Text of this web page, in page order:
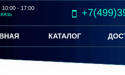
10:00 - 17:00
КАТАЛОГ